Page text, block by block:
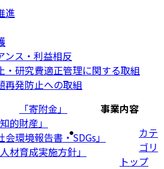
進
ンス・利益相反
・研究費適正管理に関する取組
再発防止への取組
「寄附金」
知的財産」
環境報告書・SDGs」
人材育成実施方針」
事業内容
カテ
ゴリ
トップ